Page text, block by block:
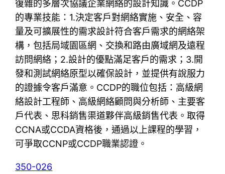
復雜的多層次協議企業網絡的設計知識。CCDP
的專業技能：1.決定客戶對網絡實施、安全、容
量及可擴展性的需求設計符合客戶需求的網絡架
構，包括局域園區網、交換和路由廣域網及遠程
訪問網絡；2.設計的優點滿足客戶的需求；3.開
發和測試網絡原型以確保設計，並提供有說服力
的證據令客戶滿意。CCDP的職位包括：高級網
絡設計工程師、高級網絡顧問與分析師、主要客
戶代表、思科銷售渠道夥伴高級銷售代表。取得
CCNA或CCDA資格後，通過以上課程的學習，
可爭取CCNP或CCDP職業認證。
350-026